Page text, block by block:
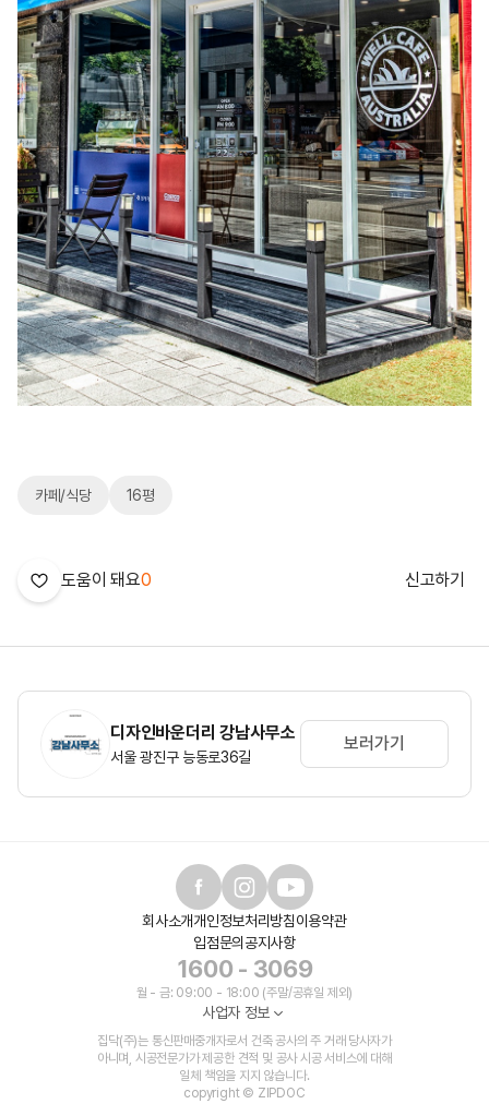
카페/식당 16평
도움이 돼요0 신고하기
디자인바운더리 강남사무소
서울 광진구 능동로36길
보러가기
회사소개개인정보처리방침이용약관
입점문의 공지사항
1600 - 3069
월 - 금: 09:00 - 18:00 (주말/공휴일 제외)
사업자 정보
집닥(주)는 통신판매중개자로서 건축 공사의 주 거래 당사자가
아니며, 시공전문가가 제공한 견적 및 공사 시공 서비스에 대해
일체 책임을 지지 않습니다.
copyright © ZIPDOC